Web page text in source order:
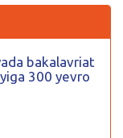
bakalavriat
300 yevro